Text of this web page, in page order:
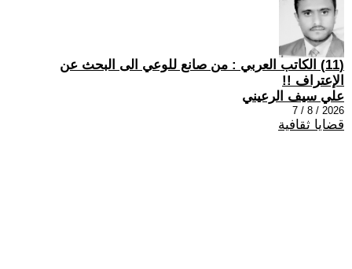
(11) الكاتب العربي : من صانع للوعي الى البحث عن
الإعتراف !!
علي سيف الرعيني
2026 / 8 / 7
قضايا ثقافية